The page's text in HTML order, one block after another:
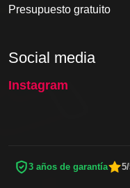
Presupuesto gratuito
Social media
Instagram
3 años de garantía